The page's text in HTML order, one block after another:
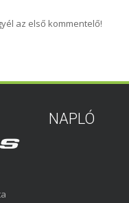
az első kommentelő!
NAPLÓ